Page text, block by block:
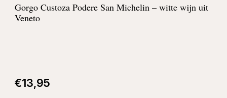
Gorgo Custoza Podere San Michelin – witte wijn uit
Veneto
€13,95